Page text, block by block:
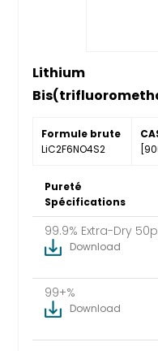
Lithium
Formule brute
LiC2F6NO4S2
Pureté
Spécifications
99.9% Extra-Dry
Download
99+%
Download